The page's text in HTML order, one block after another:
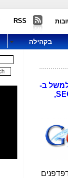
RSS
בקהילה
ב-
AdSense) ללא כל סיבה והסברים ומאלצת את כל תעשיית האינטרנט לסגוד (ולשלם) עבור תעשיית ה- SEO,